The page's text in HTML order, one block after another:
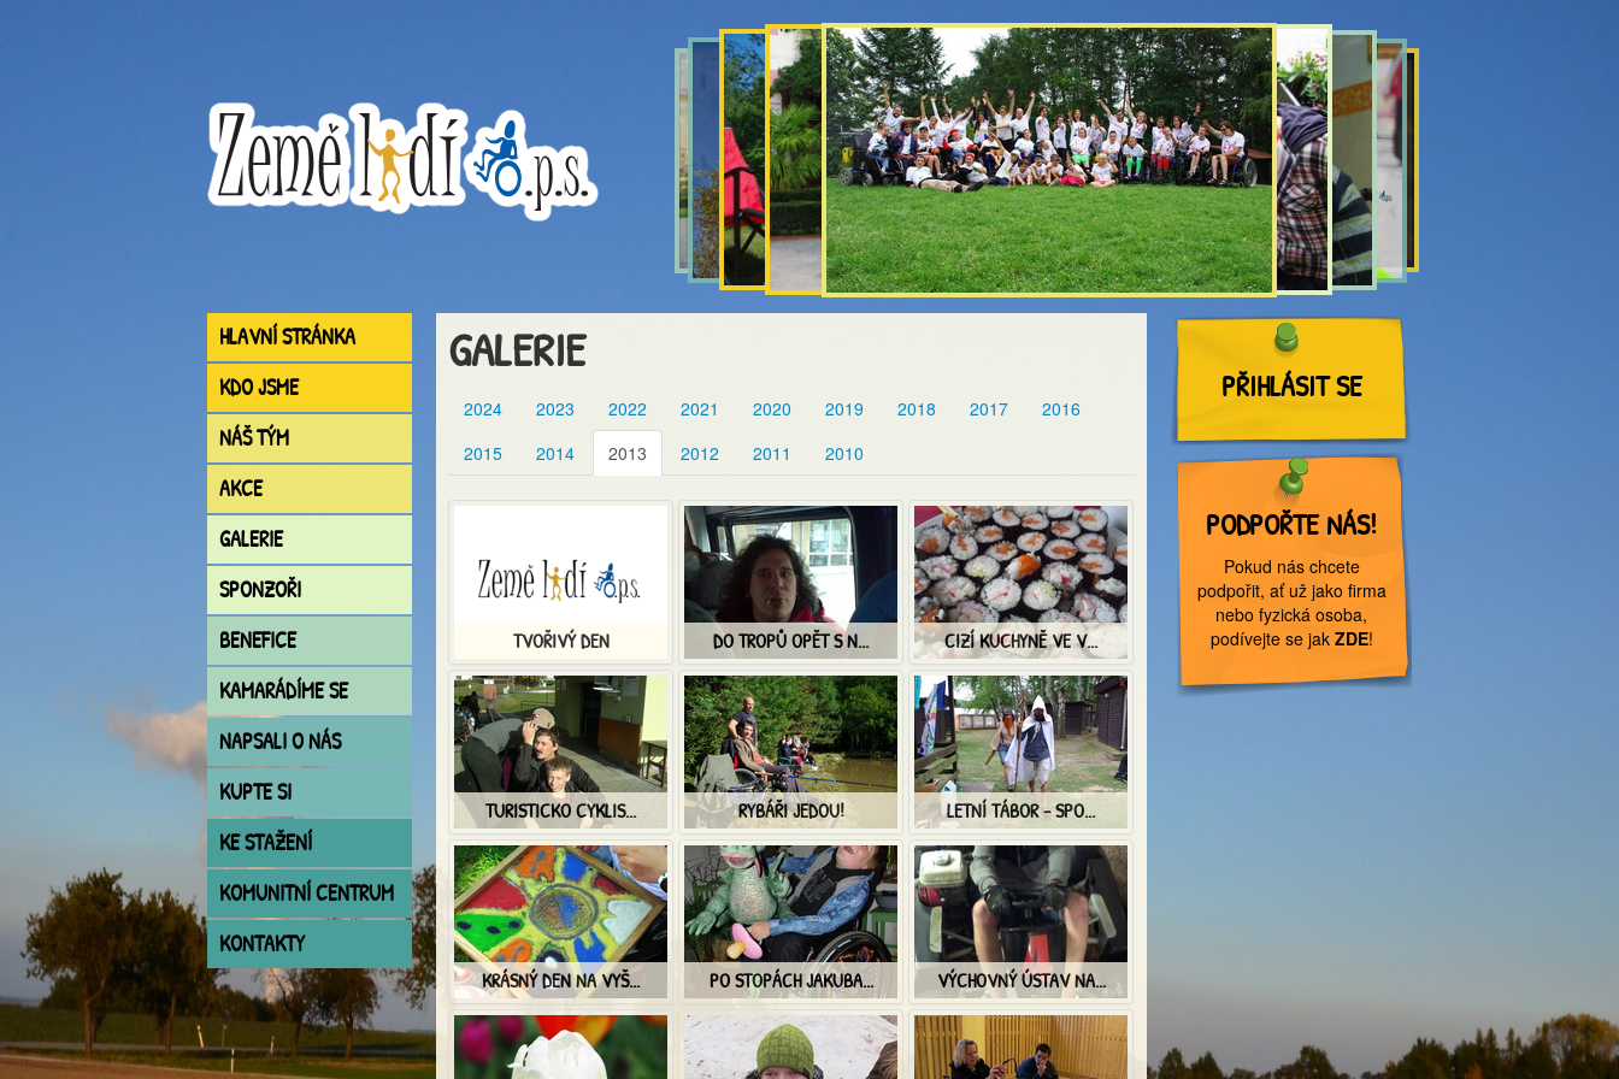
HLAVNÍ STRÁNKA
KDO JSME
NÁŠ TÝM
AKCE
GALERIE
SPONZOŘI
BENEFICE
KAMARÁDÍME SE
NAPSALI O NÁS
KUPTE SI
KE STAŽENÍ
KOMUNITNÍ CENTRUM
KONTAKTY
GALERIE
2024 2023 2022 2021 2020 2019 2018 2017
2016
2015
2014 2013 2012 2011 2010
TVOŘIVÝ DEN DO TROPŮ OPĚT S N... CIZÍ KUCHYNĚ VE V...
TURISTICKO CYKLIS... RYBÁŘI JEDOU! LETNÍ TÁBOR - SPO...
KRÁSNÝ DEN NA VYŠ... PO STOPÁCH JAKUBA... VÝCHOVNÝ ÚSTAV NA...
PŘIHLÁSIT SE
PODPOŘTE NÁS!
Pokud nás chcete
podpořit, ať už jako firma
nebo fyzická osoba,
podívejte se jak ZDE!